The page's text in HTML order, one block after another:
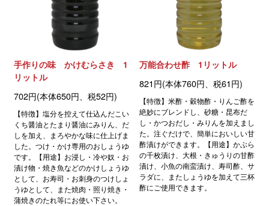
手作りの味 かけむらさき 1
リットル
702円(本体650円、税52円)
【特徴】塩分を控えて仕込んだこい
くち醤油とたまり醤油にみりん、だ
しを加え、まろやかな味に仕上げま
した。つけ・かけ専用のおしょうゆ
です。【用途】お浸し・冷や奴・お
漬け物・焼き魚などのかけしょうゆ
として、お寿司・お刺身のつけしょ
うゆとして、また焼肉・照り焼き・
蒲焼きのたれ等にお使い下さい。
万能合わせ酢 1リットル
821円(本体760円、税61円)
【特徴】米酢・穀物酢・りんご酢を
絶妙にブレンドし、砂糖・昆布だ
し・かつおだし・みりんを加えまし
た。注ぐだけで、簡単においしい甘
酢漬けができます。【用途】かぶら
の千枚漬け、大根・きゅうりの甘酢
漬け、小魚の南蛮漬け、寿司酢、サ
ラダに、またしょうゆを加えて三杯
酢にご使用できます。